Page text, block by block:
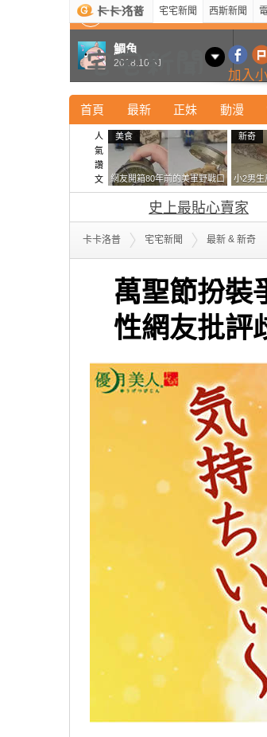
宅宅新聞 西斯新聞
加入
首頁 最新 正妹 動漫
人
氣
讚
文
美食
網友開箱80年前的美軍野戰口
糧 罐頭本身保存良好，但裡
面的味道...
新奇
小2男生
頭做成
包嚇一
西！？
史上最貼心賣家
卡卡洛普 宅宅新聞 最新 & 新奇
萬聖節扮裝
性網友批
最新 新奇 正妹 寵物
鯛魚
2018.10.31